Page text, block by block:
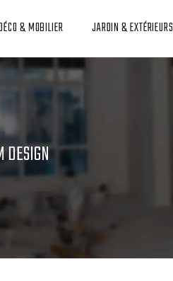
& MOBILIER JARDIN & EXTÉRIEURS
DESIGN